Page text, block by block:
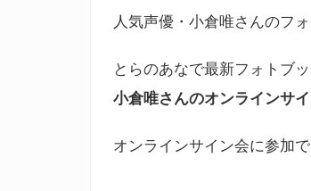
人気声優・小倉唯さんのフ
とらのあなで最新フォトブ
小倉唯さんのオンラインサ
オンラインサイン会に参加